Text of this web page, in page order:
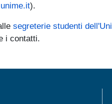
).
segreterie studenti
i contatti.